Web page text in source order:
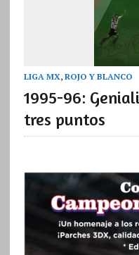
LIGA MX, ROJO Y BLANCO
1995-96:
tres puntos